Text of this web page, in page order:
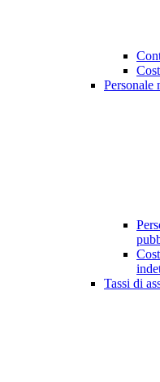
Personale
Tassi di